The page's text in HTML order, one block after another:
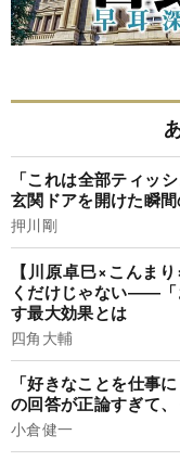
「これは全部ティッ
玄関ドアを開けた瞬
押川剛
【川原卓巳×こんま
くだけじゃない――「
す最大効果とは
四角大輔
「好きなことを仕事
の回答が正論すぎて
小倉健一